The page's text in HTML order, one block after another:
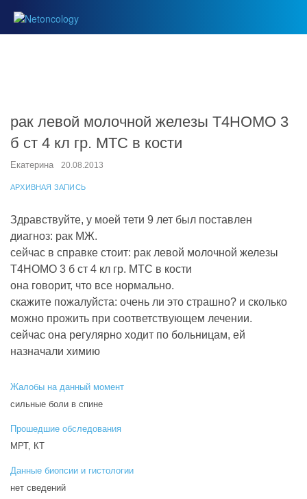
рак левой молочной железы Т4НОМО 3
б ст 4 кл гр. МТС в кости
Екатерина 20.08.2013
АРХИВНАЯ ЗАПИСЬ
Здравствуйте, у моей тети 9 лет был поставлен
диагноз: рак МЖ.
сейчас в справке стоит: рак левой молочной железы
Т4НОМО 3 б ст 4 кл гр. МТС в кости
она говорит, что все нормально.
скажите пожалуйста: очень ли это страшно? и сколько
можно прожить при соответствующем лечении.
сейчас она регулярно ходит по больницам, ей
назначали химию
Жалобы на данный момент
сильные боли в спине
Прошедшие обследования
МРТ, КТ
Данные биопсии и гистологии
нет сведений